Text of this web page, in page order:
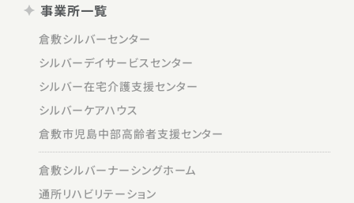
事業所一覧
倉敷シルバーセンター
シルバーデイサービスセンター
シルバー在宅介護支援センター
シルバーケアハウス
倉敷市児島中部高齢者支援センター
倉敷シルバーナーシングホーム
通所リハビリテーション